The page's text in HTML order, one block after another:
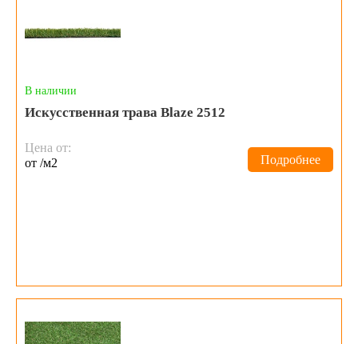
В наличии
Искусственная трава Blaze 2512
Цена от:
от /м2
Подробнее